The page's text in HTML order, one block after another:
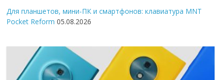
Для планшетов, мини-ПК и смартфонов: клавиатура MNT
Pocket Reform 05.08.2026